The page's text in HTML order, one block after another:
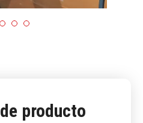
producto